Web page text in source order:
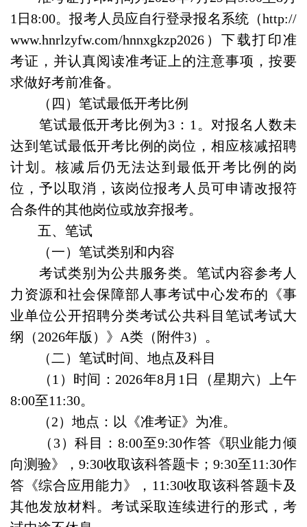
1日8:00。报考人员应自行登录报名系统（http://
www.hnrlzyfw.com/hnnxgkzp2026）下载打印准
考证，并认真阅读准考证上的注意事项，按要
求做好考前准备。
（四）笔试最低开考比例
笔试最低开考比例为3：1。对报名人数未
达到笔试最低开考比例的岗位，相应核减招聘
计划。核减后仍无法达到最低开考比例的岗
位，予以取消，该岗位报考人员可申请改报符
合条件的其他岗位或放弃报考。
五、笔试
（一）笔试类别和内容
考试类别为公共服务类。笔试内容参考人
力资源和社会保障部人事考试中心发布的《事
业单位公开招聘分类考试公共科目笔试考试大
纲（2026年版）》A类（附件3）。
（二）笔试时间、地点及科目
（1）时间：2026年8月1日（星期六）上午
8:00至11:30。
（2）地点：以《准考证》为准。
（3）科目：8:00至9:30作答《职业能力倾
向测验》，9:30收取该科答题卡；9:30至11:30作
答《综合应用能力》，11:30收取该科答题卡及
其他发放材料。考试采取连续进行的形式，考